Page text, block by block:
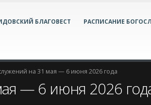
БЛАГОВЕСТ РАСПИСАНИЕ
на 31 мая — 6 июня 2026 года
— 6 июня 2026